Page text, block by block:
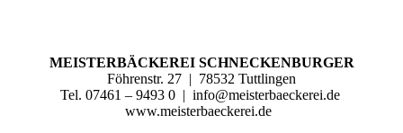
MEISTERBÄCKEREI SCHNECKENBURGER
Föhrenstr. 27 | 78532 Tuttlingen
Tel. 07461 – 9493 0 | info@meisterbaeckerei.de
www.meisterbaeckerei.de